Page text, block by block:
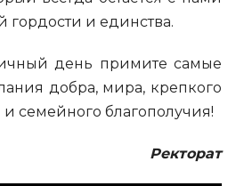
гордости и единства.
день примите самые
добра, мира, крепкого
и семейного благополучия!
Ректорат